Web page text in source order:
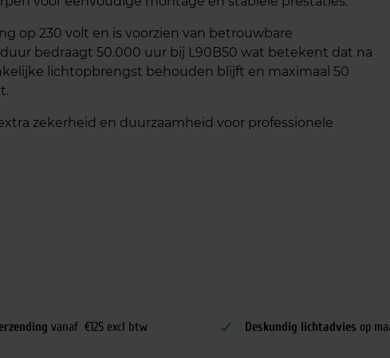
op 230 volt en is voorzien van betrouwbare
bedraagt 50.000 uur bij L90B50 wat betekent dat na
lichtopbrengst behouden blijft en maximaal 50
zekerheid en duurzaamheid voor professionele
vanaf €125 excl btw Deskundig lichtadvies op